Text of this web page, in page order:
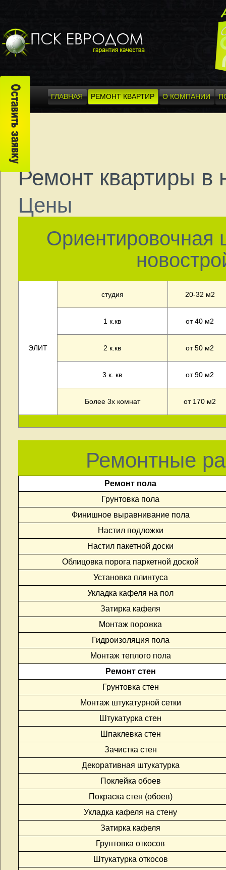
ГЛАВНАЯ РЕМОНТ КВАРТИР О КОМПАНИИ
Ремонт квартиры в
Цены
Ориентировочная
ЭЛИТ
студия 20-32 м2
1 к.кв от 40 м2
2 к.кв от 50 м2
3 к. кв от 90 м2
Более 3х комнат от 170 м2
Ремонтные
Ремонт пола
Грунтовка пола
Финишное выравнивание пола
Настил подложки
Настил пакетной доски
Облицовка порога паркетной доской
Установка плинтуса
Укладка кафеля на пол
Затирка кафеля
Монтаж порожка
Гидроизоляция пола
Монтаж теплого пола
Ремонт стен
Грунтовка стен
Монтаж штукатурной сетки
Штукатурка стен
Шпаклевка стен
Зачистка стен
Декоративная штукатурка
Поклейка обоев
Покраска стен (обоев)
Укладка кафеля на стену
Затирка кафеля
Грунтовка откосов
Штукатурка откосов